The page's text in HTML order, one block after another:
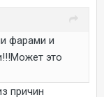
фарами и
это
причин